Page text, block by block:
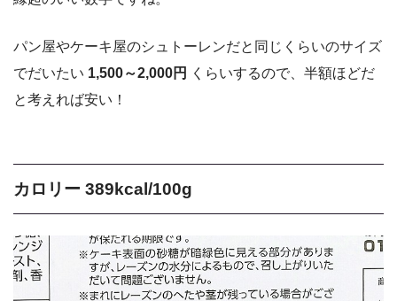
パン屋やケーキ屋のシュトーレンだと同じくらいのサイズ
でだいたい 1,500～2,000円
くらいするので、半額ほどだ
と考えれば安い！
カロリー 389kcal/100g